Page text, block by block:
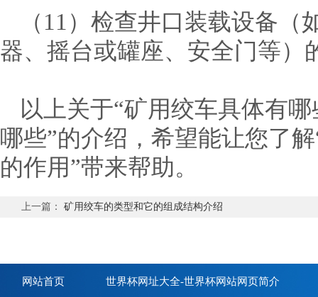
（11）检查井口装载设备
器、摇台或罐座、安全门等）
以上关于“矿用绞车具体有
哪些”的介绍，希望能让您了
的作用”带来帮助。
上一篇： 矿用绞车的类型和它的组成结构介绍
网站首页 世界杯网址大全-世界杯网站网页简介